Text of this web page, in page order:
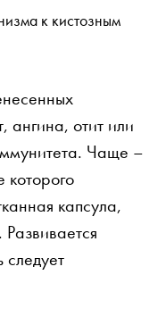
к кистозным
ангина, отит или
Чаще –
которого
капсула,
следует